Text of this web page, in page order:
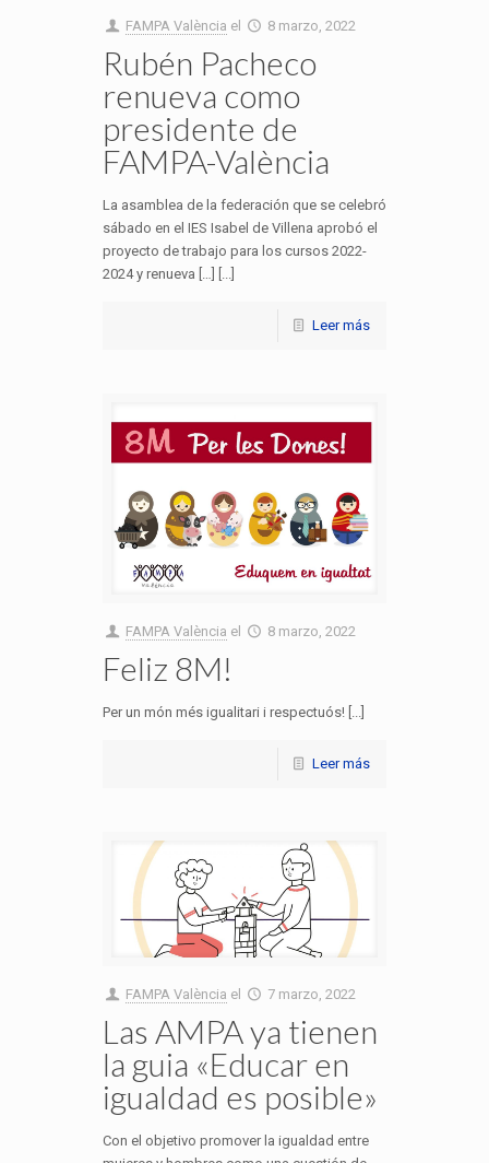
FAMPA València el 8 marzo, 2022
Rubén Pacheco
renueva como
presidente de
FAMPA-València
La asamblea de la federación que se celebró
sábado en el IES Isabel de Villena aprobó el
proyecto de trabajo para los cursos 2022-
2024 y renueva […] [...]
Leer más
FAMPA València el 8 marzo, 2022
Feliz 8M!
Per un món més igualitari i respectuós! [...]
Leer más
FAMPA València el 7 marzo, 2022
Las AMPA ya tienen
la guia «Educar en
igualdad es posible»
Con el objetivo promover la igualdad entre